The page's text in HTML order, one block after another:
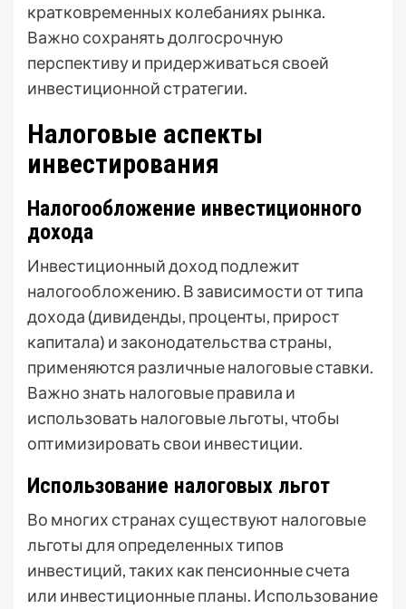
кратковременных колебаниях рынка.
Важно сохранять долгосрочную
перспективу и придерживаться своей
инвестиционной стратегии.
Налоговые аспекты
инвестирования
Налогообложение инвестиционного
дохода
Инвестиционный доход подлежит
налогообложению. В зависимости от типа
дохода (дивиденды, проценты, прирост
капитала) и законодательства страны,
применяются различные налоговые ставки.
Важно знать налоговые правила и
использовать налоговые льготы, чтобы
оптимизировать свои инвестиции.
Использование налоговых льгот
Во многих странах существуют налоговые
льготы для определенных типов
инвестиций, таких как пенсионные счета
или инвестиционные планы. Использование